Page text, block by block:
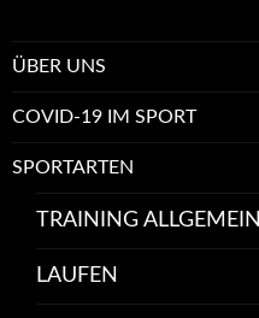
ÜBER UNS
COVID-19 IM SPORT
SPORTARTEN
TRAINING ALLGEMEIN
LAUFEN